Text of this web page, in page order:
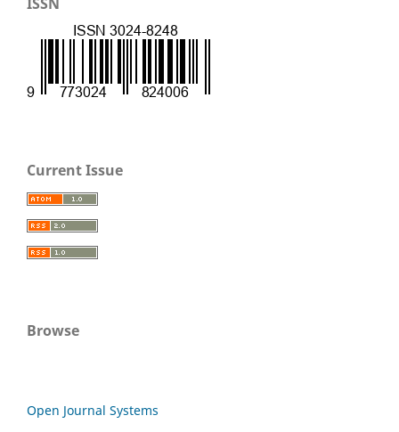
Current Issue
Browse
Open Journal Systems